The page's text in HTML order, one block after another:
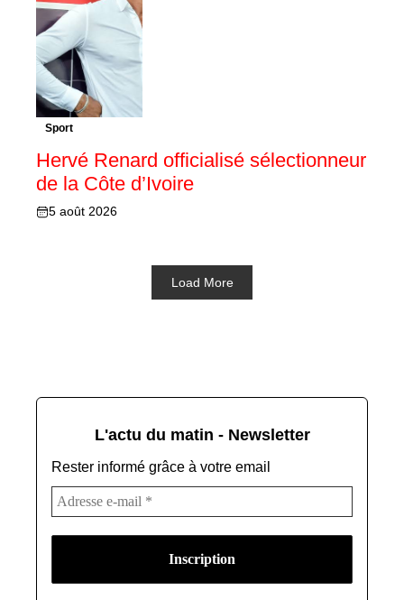
Sport
Hervé Renard officialisé sélectionneur
de la Côte d’Ivoire
5 août 2026
Load More
L'actu du matin - Newsletter
Rester informé grâce à votre email